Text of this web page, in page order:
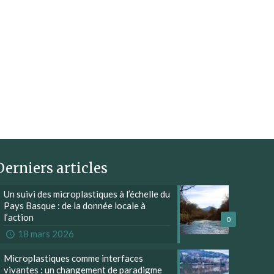
articles
0
Un suivi des microplastiques à l’échelle du
Pays Basque : de la donnée locale à
l’action
18 mars 2026
Microplastiques comme interfaces
vivantes : un changement de paradigme